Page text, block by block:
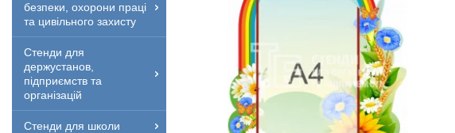
безпеки, охорони праці
та цивільного захисту
Стенди для
держустанов,
підприємств та
організацій
Стенди для школи